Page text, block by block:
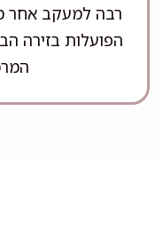
רבה למעקב אחר
הפועלות בזירה